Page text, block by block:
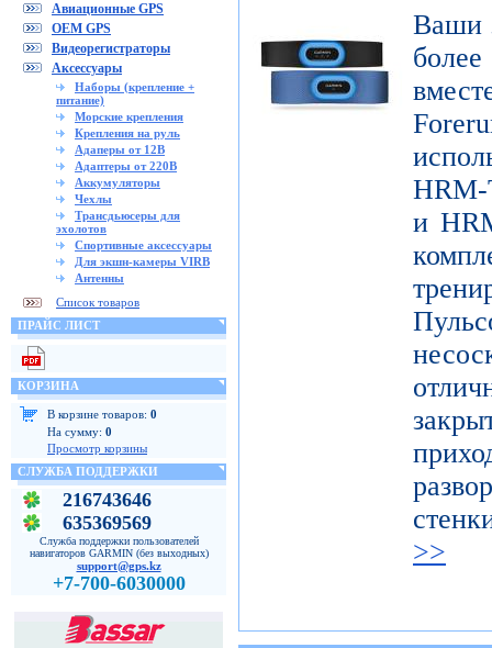
Авиационные GPS
OEM GPS
Видеорегистраторы
Аксессуары
Наборы (крепление +
питание)
Морские крепления
Крепления на руль
Адаперы от 12В
Адаптеры от 220В
Аккумуляторы
Чехлы
Трансдьюсеры для
эхолотов
Спортивные аксессуары
Для экшн-камеры VIRB
Антенны
Список товаров
ПРАЙС ЛИСТ
КОРЗИНА
В корзине товаров: 0
На сумму: 0
Просмотр корзины
СЛУЖБА ПОДДЕРЖКИ
216743646
635369569
Служба поддержки пользователей
навигаторов GARMIN (без выходных)
support@gps.kz
+7-700-6030000
Ваши
и
>>